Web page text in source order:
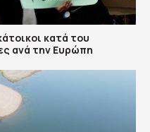
κατά του
ανά την Ευρώπη